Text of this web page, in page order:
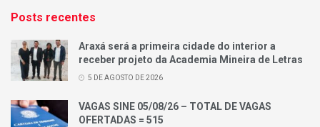
Posts recentes
Araxá será a primeira cidade do interior a
receber projeto da Academia Mineira de Letras
5 DE AGOSTO DE 2026
VAGAS SINE 05/08/26 – TOTAL DE VAGAS
OFERTADAS = 515